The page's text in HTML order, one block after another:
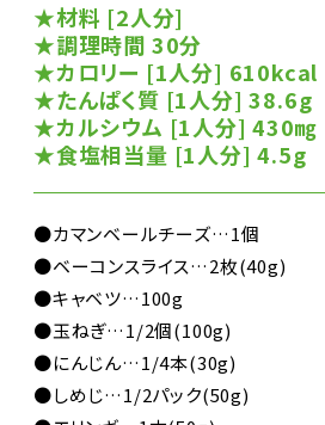
★材料 [2人分]
★調理時間 30分
★カロリー [1人分] 610kcal
★たんぱく質 [1人分] 38.6g
★カルシウム [1人分] 430㎎
★食塩相当量 [1人分] 4.5g
●カマンベールチーズ…1個
●ベーコンスライス…2枚(40g)
●キャベツ…100g
●玉ねぎ…1/2個(100g)
●にんじん…1/4本(30g)
●しめじ…1/2パック(50g)